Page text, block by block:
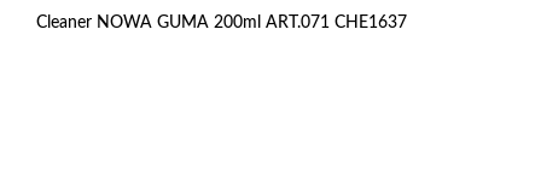
Cleaner NOWA GUMA 200ml ART.071 CHE1637